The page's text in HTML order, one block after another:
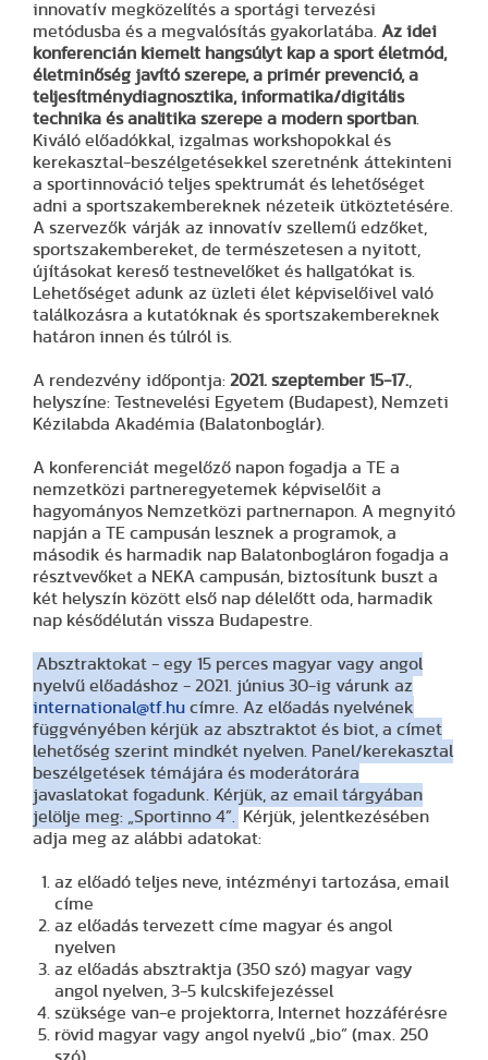
innovatív megközelítés a sportági tervezési
metódusba és a megvalósítás gyakorlatába. Az idei
konferencián kiemelt hangsúlyt kap a sport életmód,
életminőség javító szerepe, a primér prevenció, a
teljesítménydiagnosztika, informatika/digitális
technika és analitika szerepe a modern sportban.
Kiváló előadókkal, izgalmas workshopokkal és
kerekasztal-beszélgetésekkel szeretnénk áttekinteni
a sportinnováció teljes spektrumát és lehetőséget
adni a sportszakembereknek nézeteik ütköztetésére.
A szervezők várják az innovatív szellemű edzőket,
sportszakembereket, de természetesen a nyitott,
újításokat kereső testnevelőket és hallgatókat is.
Lehetőséget adunk az üzleti élet képviselőivel való
találkozásra a kutatóknak és sportszakembereknek
határon innen és túlról is.
A rendezvény időpontja: 2021. szeptember 15-17.,
helyszíne: Testnevelési Egyetem (Budapest), Nemzeti
Kézilabda Akadémia (Balatonboglár).
A konferenciát megelőző napon fogadja a TE a
nemzetközi partneregyetemek képviselőit a
hagyományos Nemzetközi partnernapon. A megnyitó
napján a TE campusán lesznek a programok, a
második és harmadik nap Balatonbogláron fogadja a
résztvevőket a NEKA campusán, biztosítunk buszt a
két helyszín között első nap délelőtt oda, harmadik
nap késődélután vissza Budapestre.
Absztraktokat - egy 15 perces magyar vagy angol
nyelvű előadáshoz - 2021. június 30-ig várunk az
international@tf.hu címre. Az előadás nyelvének
függvényében kérjük az absztraktot és biot, a címet
lehetőség szerint mindkét nyelven. Panel/kerekasztal
beszélgetések témájára és moderátorára
javaslatokat fogadunk. Kérjük, az email tárgyában
jelölje meg: „Sportinno 4”. Kérjük, jelentkezésében
adja meg az alábbi adatokat:
az előadó teljes neve, intézményi tartozása, email
címe
az előadás tervezett címe magyar és angol
nyelven
az előadás absztraktja (350 szó) magyar vagy
angol nyelven, 3-5 kulcskifejezéssel
szüksége van-e projektorra, Internet hozzáférésre
rövid magyar vagy angol nyelvű „bio” (max. 250